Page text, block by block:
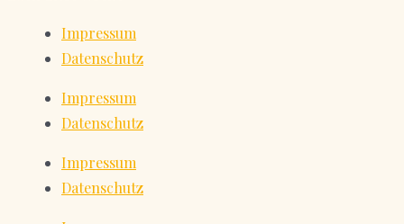
Impressum
Datenschutz
Impressum
Datenschutz
Impressum
Datenschutz